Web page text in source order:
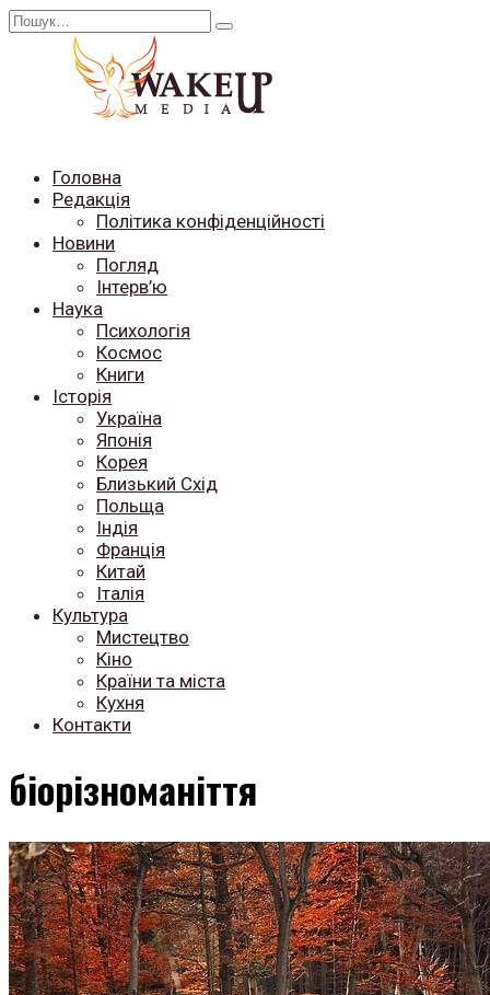
Перейти
Search
Головна
Редакція
Політика конфіденційності
Новини
Погляд
Інтерв’ю
Наука
Психологія
Космос
Книги
Історія
Україна
Японія
Корея
Близький Схід
Польща
Індія
Франція
Китай
Італія
Культура
Мистецтво
Кіно
Країни та міста
Кухня
Контакти
біорізноманіття